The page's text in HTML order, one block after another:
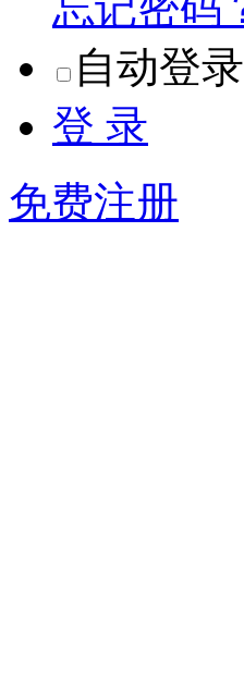
密 码
忘记密码？
自动登录
登 录